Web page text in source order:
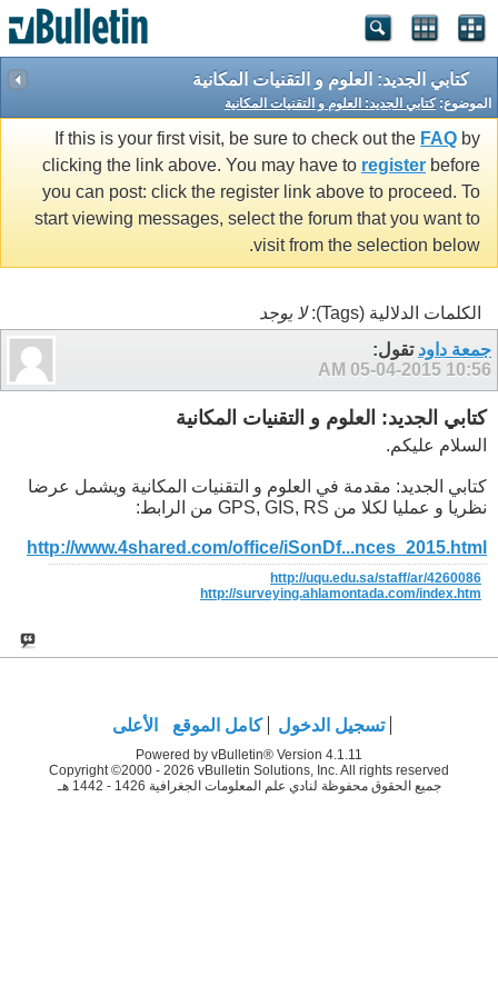
كتابي الجديد: العلوم و التقنيات المكانية
الموضوع:كتابي الجديد: العلوم و التقنيات المكانية
If this is your first visit, be sure to check out the FAQ by
clicking the link above. You may have to register before
you can post: click the register link above to proceed. To
start viewing messages, select the forum that you want to
visit from the selection below.
الكلمات الدلالية (Tags):
لا يوجد
جمعة داود تقول:
05-04-2015 10:56 AM
كتابي الجديد: العلوم و التقنيات المكانية
السلام عليكم.
كتابي الجديد: مقدمة في العلوم و التقنيات المكانية ويشمل عرضا
نظريا و عمليا لكلا من GPS, GIS, RS من الرابط:
http://www.4shared.com/office/iSonDf...nces_2015.html
http://uqu.edu.sa/staff/ar/4260086
http://surveying.ahlamontada.com/index.htm
تسجيل الدخول كامل الموقع الأعلى
Powered by vBulletin® Version 4.1.11
Copyright ©2000 - 2026 vBulletin Solutions, Inc. All rights reserved
جميع الحقوق محفوظة لنادي علم المعلومات الجغرافية 1426 - 1442 هـ